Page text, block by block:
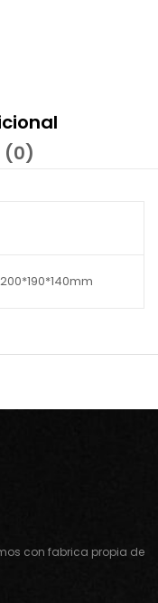
(0)
con fabrica propia de